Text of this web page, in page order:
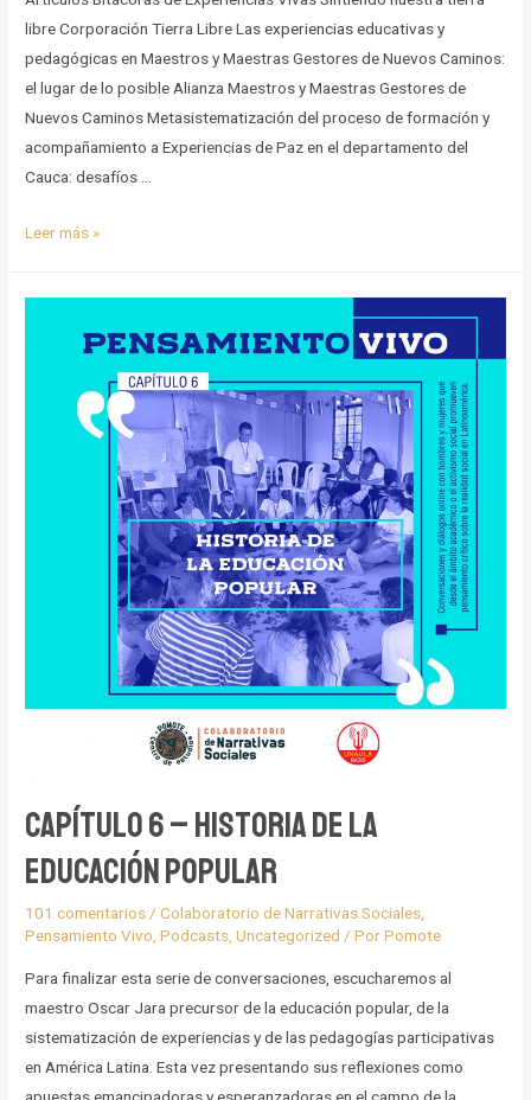
libre Corporación Tierra Libre Las experiencias educativas y
pedagógicas en Maestros y Maestras Gestores de Nuevos Caminos:
el lugar de lo posible Alianza Maestros y Maestras Gestores de
Nuevos Caminos Metasistematización del proceso de formación y
acompañamiento a Experiencias de Paz en el departamento del
Cauca: desafíos …
Experiencias
educación
Leer más »
Capítulo 6 – Historia de la
educación popular
101 comentarios/Colaboratorio de Narrativas Sociales,
Pensamiento Vivo,Podcasts,Uncategorized / PorPomote
Para finalizar esta serie de conversaciones, escucharemos al
maestro Oscar Jara precursor de la educación popular, de la
sistematización de experiencias y de las pedagogías participativas
en América Latina. Esta vez presentando sus reflexiones como